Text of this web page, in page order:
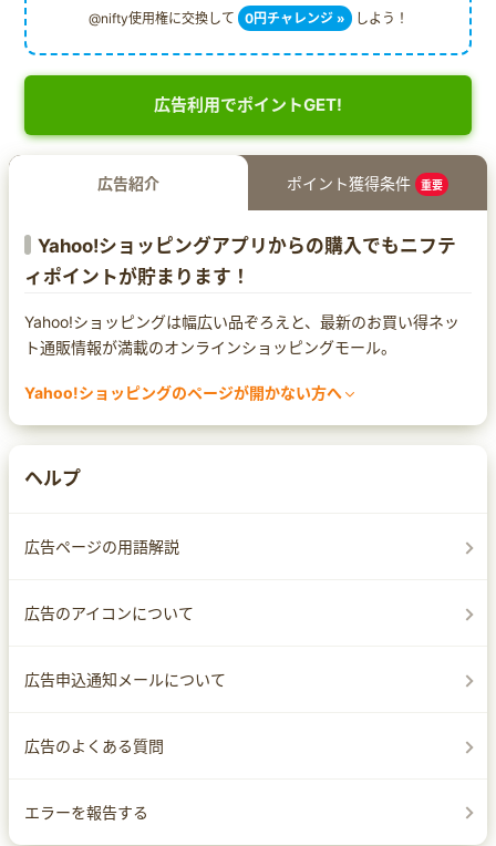
@nifty使用権に交換して 0円チャレンジ » しよう！
広告利用でポイントGET!
広告紹介 ポイント獲得条件 重要
Yahoo!ショッピングアプリからの購入でもニフテ
ィポイントが貯まります！
Yahoo!ショッピングは幅広い品ぞろえと、最新のお買い得ネッ
ト通販情報が満載のオンラインショッピングモール。
Yahoo!ショッピングのページが開かない方へ
る場合があります。
Yahoo!ショッピングのページが開かなかったり、警告の文言が
なお、設定方法は
サイトへ移動する
トのマニュアルをご確認ください。
ヘルプ
広告ページの用語解説
広告のアイコンについて
広告申込通知メールについて
広告のよくある質問
エラーを報告する